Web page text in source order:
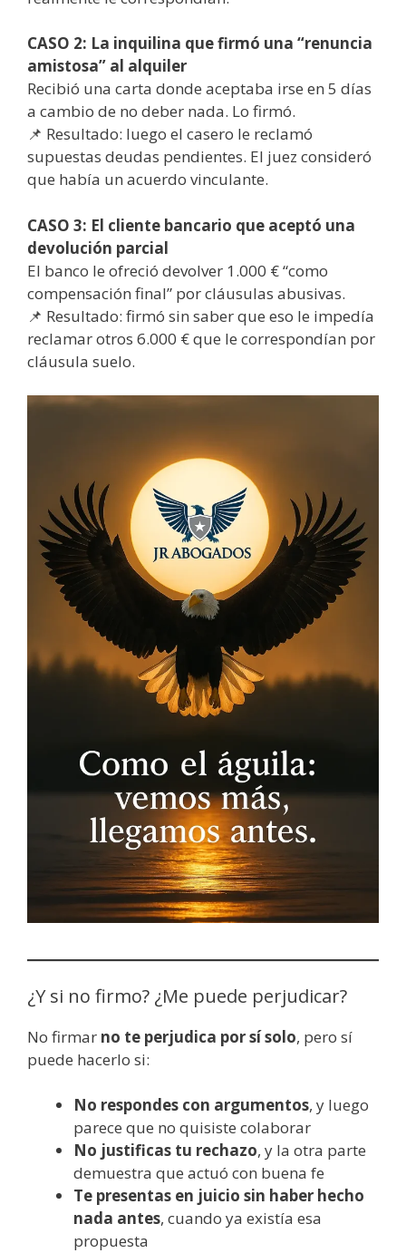
CASO 2: La inquilina que firmó una “renuncia
amistosa” al alquiler
Recibió una carta donde aceptaba irse en 5 días
a cambio de no deber nada. Lo firmó.
📌 Resultado: luego el casero le reclamó
supuestas deudas pendientes. El juez consideró
que había un acuerdo vinculante.
CASO 3: El cliente bancario que aceptó una
devolución parcial
El banco le ofreció devolver 1.000 € “como
compensación final” por cláusulas abusivas.
📌 Resultado: firmó sin saber que eso le impedía
reclamar otros 6.000 € que le correspondían por
cláusula suelo.
¿Y si no firmo? ¿Me puede perjudicar?
No firmar no te perjudica por sí solo, pero sí
puede hacerlo si:
No respondes con argumentos, y luego
parece que no quisiste colaborar
No justificas tu rechazo, y la otra parte
demuestra que actuó con buena fe
Te presentas en juicio sin haber hecho
nada antes, cuando ya existía esa
propuesta